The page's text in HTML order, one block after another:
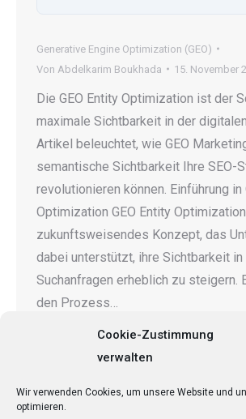
Cookie-Zustimmung
verwalten
Wir verwenden Cookies, um unsere Website und
optimieren.
Generative Engine Optimization (GEO)
Von Abdelkarim Boukhada 15. November
Die GEO Entity Optimization ist der
maximale Sichtbarkeit in der
Artikel beleuchtet, wie GEO
semantische Sichtbarkeit Ihre SEO-
revolutionieren können. Einführung in
Optimization GEO Entity
zukunftsweisendes Konzept, das
dabei unterstützt, ihre Sichtbarkeit
Suchanfragen erheblich zu steigern.
den Prozess…
← 1 … 16 17 18